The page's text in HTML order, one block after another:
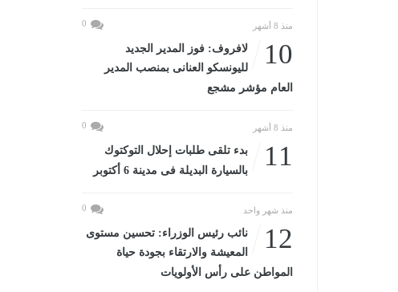
منذ 8 أشهر 0
10
لافروف: فوز المدير الجديد
لليونسكو العنانى بمنصب المدير
العام مؤشر مشجع
منذ 8 أشهر 0
11
بدء تلقى طلبات إحلال التوكتوك
بالسيارة البديلة فى مدينة 6 أكتوبر
منذ شهر واحد 0
12
نائب رئيس الوزراء: تحسين مستوى
المعيشة والارتقاء بجودة حياة
المواطن على رأس الأولويات